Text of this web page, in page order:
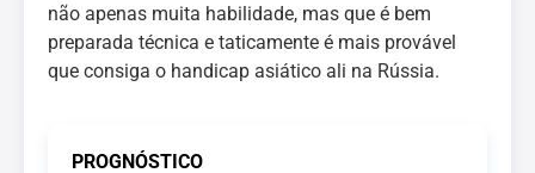
não apenas muita habilidade, mas que é bem
preparada técnica e taticamente é mais provável
que consiga o handicap asiático ali na Rússia.
PROGNÓSTICO